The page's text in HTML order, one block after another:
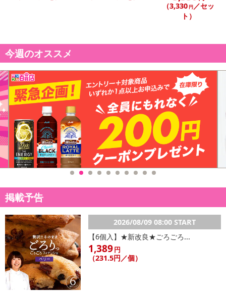
（3,330 円／セッ
ト）
今週のオススメ
掲載予告
2026/08/09 08:00 START
【6個入】★新改良★ごろごろ...
1,389円
（231.5円／個）